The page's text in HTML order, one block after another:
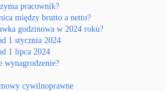
pracownik?
między brutto a netto?
godzinowa w 2024 roku?
1 stycznia 2024
1 lipca 2024
wynagrodzenie?
cywilnoprawne